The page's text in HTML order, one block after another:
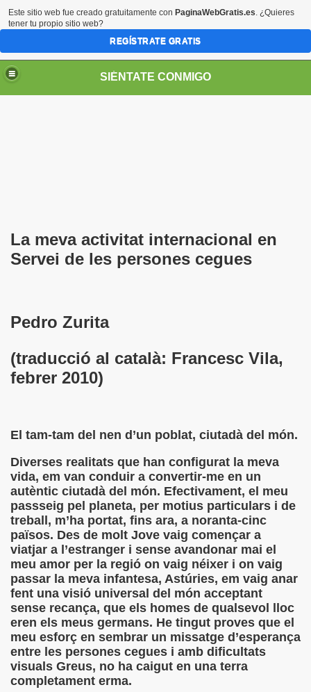
SIÉNTATE CONMIGO
La meva activitat internacional en
Servei de les persones cegues
Pedro Zurita
(traducció al català: Francesc Vila,
febrer 2010)
El tam-tam del nen d’un poblat, ciutadà del món.
Diverses realitats que han configurat la meva
vida, em van conduir a convertir-me en un
autèntic ciutadà del món. Efectivament, el meu
passseig pel planeta, per motius particulars i de
treball, m’ha portat, fins ara, a noranta-cinc
països. Des de molt Jove vaig començar a
viatjar a l’estranger i sense avandonar mai el
meu amor per la regió on vaig néixer i on vaig
passar la meva infantesa, Astúries, em vaig anar
fent una visió universal del món acceptant
sense recança, que els homes de qualsevol lloc
eren els meus germans. He tingut proves que el
meu esforç en sembrar un missatge d’esperança
entre les persones cegues i amb dificultats
visuals Greus, no ha caigut en una terra
completament erma.
(Pedro Zurita)
Bejarano)
a Charles Barbier (Pablo Madrid Herruzo)
(Pedro Zurita)
Sus Precios (Pedro Zurita)
de l'Adolescència en Nois-es Cecs i Deficients
a Desarrollar CRE Joan Amades ONCE, 1990 (Miquel
en Peligro de Extinción (Eutiquio Cabrerizo)
Todos (Pedro Zurita)
Borrás)
Social, Córdoba 03-03-09 (Pedro A. Zurita)
Este sitio web fue creado gratuitamente con PaginaWebGratis.es. ¿Quieres
tener tu propio sitio web?
REGÍSTRATE GRATIS